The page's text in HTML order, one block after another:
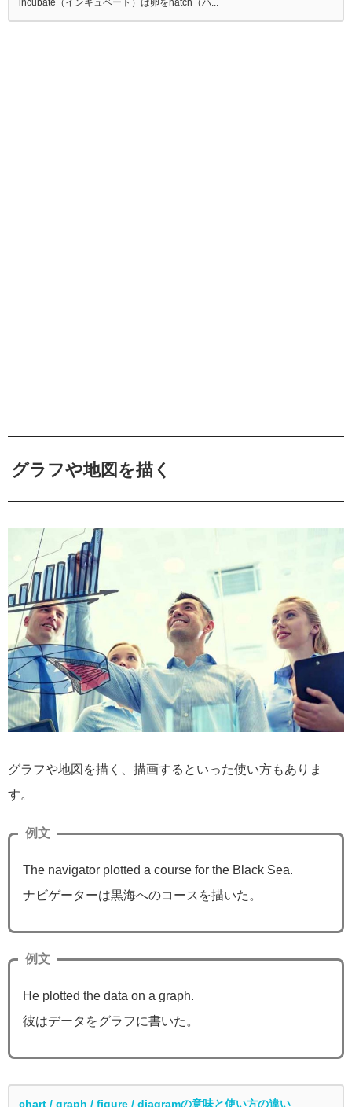
incubate（インキュベート）は卵をhatch（ハ...
グラフや地図を描く
グラフや地図を描く、描画するといった使い方もありま
す。
例文
The navigator plotted a course for the Black Sea.
ナビゲーターは黒海へのコースを描いた。
例文
He plotted the data on a graph.
彼はデータをグラフに書いた。
chart / graph / figure / diagramの意味と使い方の違い